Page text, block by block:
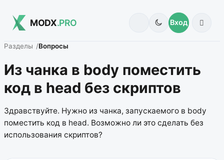
MODX.PRO Вход
Разделы Вопросы
Из чанка в body поместить
код в head без скриптов
Здравствуйте. Нужно из чанка, запускаемого в body
поместить код в head. Возможно ли это сделать без
использования скриптов?